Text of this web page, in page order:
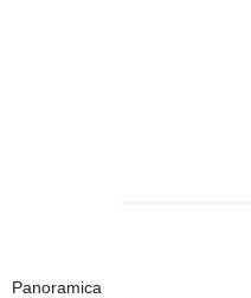
Panoramica